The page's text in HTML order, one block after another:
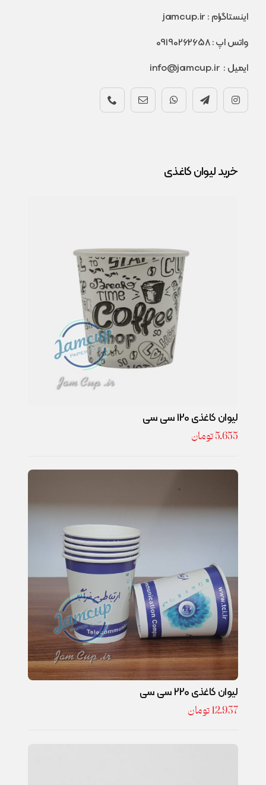
اینستاگرام : jamcup.ir
واتس اپ :09190262658
ایمیل : info@jamcup.ir
خرید لیوان کاغذی
لیوان کاغذی 120 سی سی
5.655تومان
لیوان کاغذی 220 سی سی
12.937تومان